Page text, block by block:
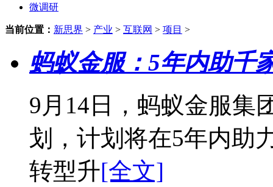
微调研
当前位置： 新思界 > 产业 > 互联网 > 项目 >
蚂蚁金服：5年内助千
9月14日，蚂蚁金服集
划，计划将在5年内助
转型升[全文]